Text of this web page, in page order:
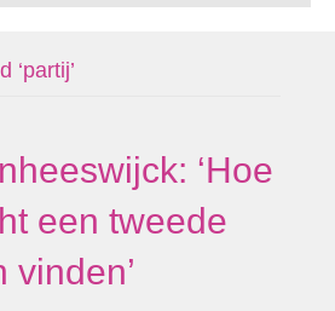
‘partij’
‘Hoe
een tweede
vinden’